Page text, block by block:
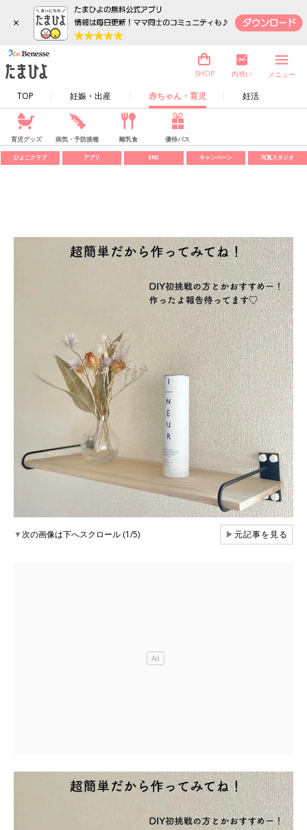
×
TOP 妊娠・出産 赤ちゃん・育児 妊活
SHOP 内祝い メニュー
育児グッズ 病気・予防接種 離乳食 優待パス
ひよこクラブ アプリ SNS キャンペーン 写真スタジオ
▼次の画像は下へスクロール (1/5) ▶元記事を見る